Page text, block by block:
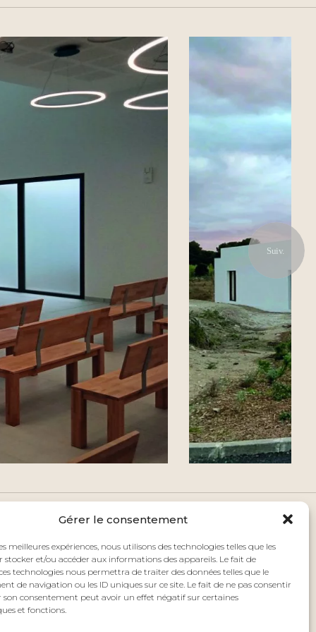
Gérer le consentement
meilleures expériences, nous utilisons des technologies telles que les
stocker et/ou accéder aux informations des appareils. Le fait de
technologies nous permettra de traiter des données telles que le
de navigation ou les ID uniques sur ce site. Le fait de ne pas consentir
son consentement peut avoir un effet négatif sur certaines
et fonctions.
AGENCE
PROJETS